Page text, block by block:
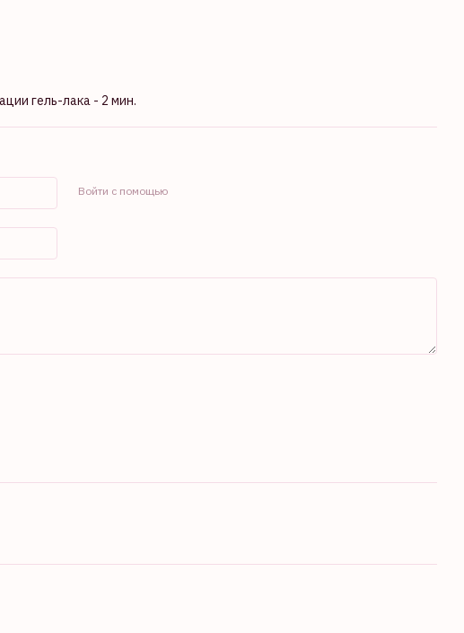
гель-лака - 2 мин.
Войти с помощью